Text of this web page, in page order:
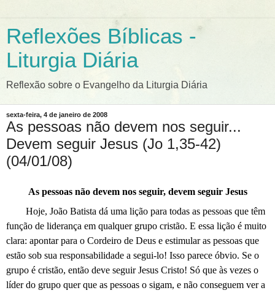
Reflexões Bíblicas -
Liturgia Diária
Reflexão sobre o Evangelho da Liturgia Diária
sexta-feira, 4 de janeiro de 2008
As pessoas não devem nos seguir...
Devem seguir Jesus (Jo 1,35-42)
(04/01/08)
As pessoas não devem nos seguir, devem seguir Jesus
Hoje, João Batista dá uma lição para todas as pessoas que têm
função de liderança em qualquer grupo cristão. E essa lição é muito
clara: apontar para o Cordeiro de Deus e estimular as pessoas que
estão sob sua responsabilidade a segui-lo! Isso parece óbvio. Se o
grupo é cristão, então deve seguir Jesus Cristo! Só que às vezes o
líder do grupo quer que as pessoas o sigam, e não conseguem ver a